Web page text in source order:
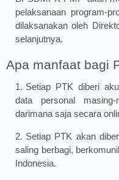
pelaksanaan program-
dilaksanakan oleh
selanjutnya.
Apa manfaat bagi
Setiap PTK diberi
data personal
darimana saja secara
Setiap PTK akan
saling berbagi,
Indonesia.